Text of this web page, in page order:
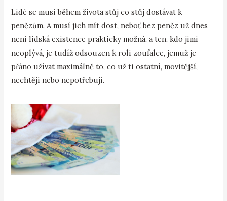
Lidé se musí během života stůj co stůj dostávat k
penězům. A musí jich mít dost, neboť bez peněz už dnes
není lidská existence prakticky možná, a ten, kdo jimi
neoplývá, je tudíž odsouzen k roli zoufalce, jemuž je
přáno užívat maximálně to, co už ti ostatní, movitější,
nechtějí nebo nepotřebují.